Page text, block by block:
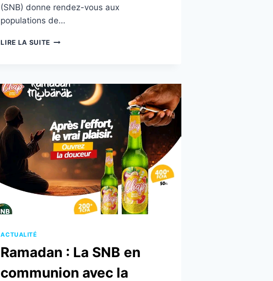
(SNB) donne rendez-vous aux
populations de…
LIRE LA SUITE AVEC
AU
RYTHME
DJAMA
POUR
DUKO
KPEDAZA
!
ACTUALITÉ
Ramadan : La SNB en
communion avec la